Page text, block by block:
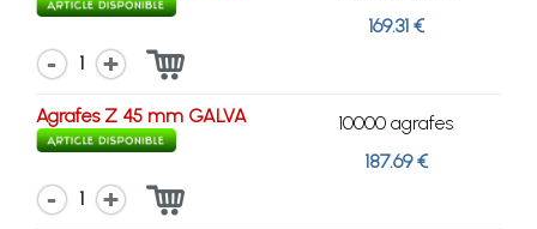
169.31 €
1
Agrafes Z 45 mm GALVA
10000 agrafes
187.69 €
1